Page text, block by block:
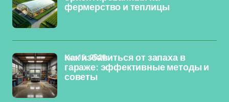
фермерство и теплицы
Как избавиться от запаха в
гараже: эффективные методы и
советы
янв 16, 2026